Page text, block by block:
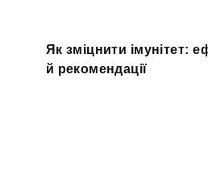
Як зміцнити імунітет:
й рекомендації